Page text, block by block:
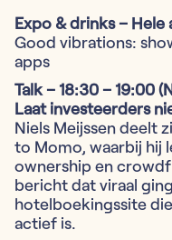
Expo & drinks – Hele
Good vibrations:
apps
Talk – 18:30 – 19:00
Laat investeerders
Niels Meijssen deelt
to Momo, waarbij hij
ownership en
bericht dat viraal
hotelboekingssite
actief is.